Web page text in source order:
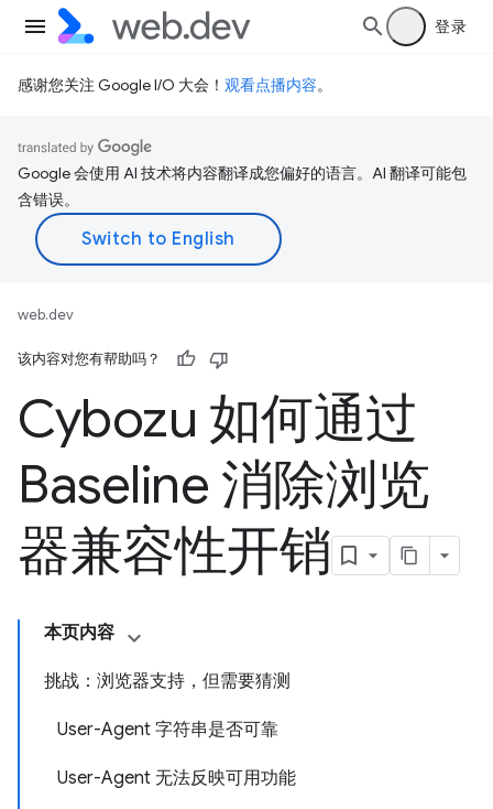
登录
感谢您关注 Google I/O 大会！ 观看点播内容。
Google 会使用 AI 技术将内容翻译成您偏好的语言。AI 翻译可能包
含错误。
web.dev
该内容对您有帮助吗？
Cybozu 如何通过
Baseline 消除浏览
器兼容性开销
本页内容
挑战：浏览器支持，但需要猜测
User-Agent 字符串是否可靠
User-Agent 无法反映可用功能